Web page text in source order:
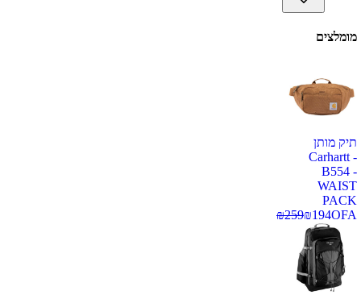
מומלצים
תיק מותן
Carhartt -
B554 -
WAIST
PACK
OFA
₪194
₪259